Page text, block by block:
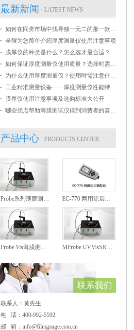
最新新闻 · LATEST NEWS
如何在同类市场中找寻独一无二的那一款膜厚仪
全耀为您简单介绍厚度测量仪使用注意事项
膜厚仪的种类是什么？怎么选才最合适？
如何保证厚度测量仪使用质量？选择时需掌握哪些条件？
为什么使用厚度测量仪？使用时需注意什么？
工业精准测量设备——厚度测量仪性能特点介绍
膜厚仪使用注意事项及选购标准大公开
哪些优点帮助薄膜测试仪得到消费者的喜爱？
产品中心 · PRODUCTS CENTER
MProbe系列薄膜测厚仪 EC-770 两用涂层测厚仪
MProbe Vis薄膜测厚仪 MProbe UVVisSR薄膜测厚仪
联系我们
联系人：黄先生
电 话：400-992-5592
邮 箱：info@filmgauge.com.cn